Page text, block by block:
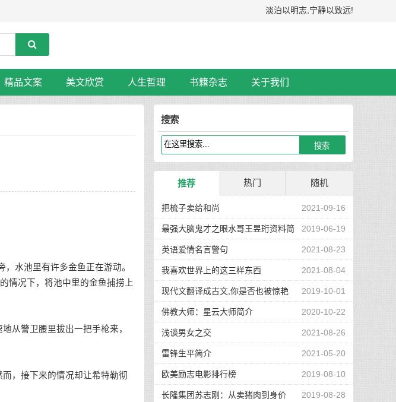
淡泊以明志,宁静以致远!
精品文案 美文欣赏 人生哲理 书籍杂志 关于我们
水池里有许多金鱼正在游动。
情况下，将池中里的金鱼捕捞上
从警卫腰里拔出一把手枪来，
，接下来的情况却让希特勒彻
搜索
推荐 热门 随机
2021-09-16
把梳子卖给和尚
2019-06-19
最强大脑鬼才之眼水哥王昱珩资料简
介 2021-08-23
英语爱情名言警句
2021-08-04
我喜欢世界上的这三样东西
2019-10-01
现代文翻译成古文,你是否也被惊艳
到了 2020-10-22
佛教大师：星云大师简介
2021-08-26
浅谈男女之交
2021-05-20
雷锋生平简介
2019-08-10
欧美励志电影排行榜
2019-08-28
长隆集团苏志刚：从卖猪肉到身价